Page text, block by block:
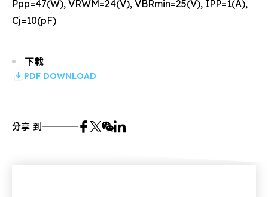
Ppp=47(W), VRWM=24(V), VBRmin=25(V), IPP=1(A),
Cj=10(pF)
下載
PDF DOWNLOAD
分享 到